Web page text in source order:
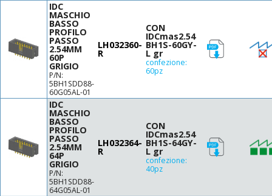
IDC
MASCHIO
BASSO
PROFILO
PASSO
2.54MM
60P
GRIGIO
P/N:
5BH1SDD88-
60G05AL-01
LH032360-
R
CON
IDCmas2.54
BH1S-60GY-
L gr
confezione:
60pz
IDC
MASCHIO
BASSO
PROFILO
PASSO
2.54MM
64P
GRIGIO
P/N:
5BH1SDD88-
64G05AL-01
LH032364-
R
CON
IDCmas2.54
BH1S-64GY-
L gr
confezione:
40pz